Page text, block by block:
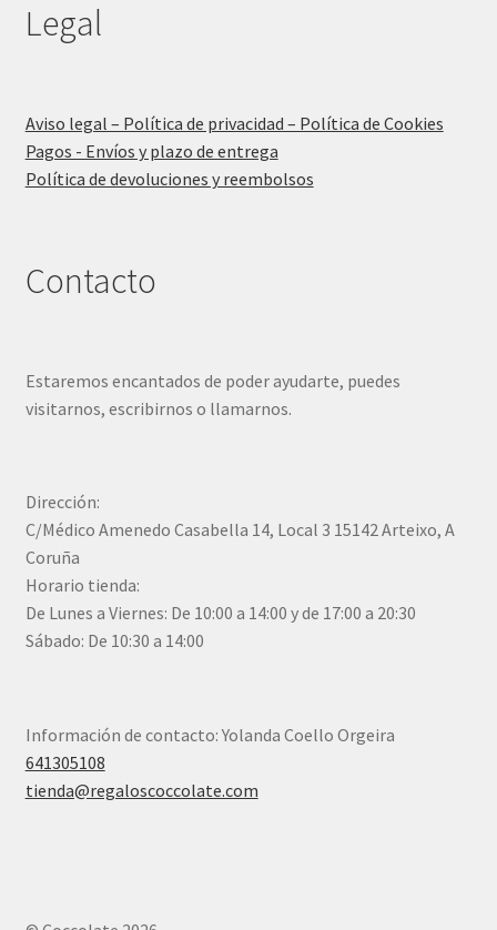
Legal
Aviso legal – Política de privacidad – Política de Cookies
Pagos - Envíos y plazo de entrega
Política de devoluciones y reembolsos
Contacto
Estaremos encantados de poder ayudarte, puedes
visitarnos, escribirnos o llamarnos.
Dirección:
C/Médico Amenedo Casabella 14, Local 3 15142 Arteixo, A
Coruña
Horario tienda:
De Lunes a Viernes: De 10:00 a 14:00 y de 17:00 a 20:30
Sábado: De 10:30 a 14:00
Información de contacto: Yolanda Coello Orgeira
641305108
tienda@regaloscoccolate.com